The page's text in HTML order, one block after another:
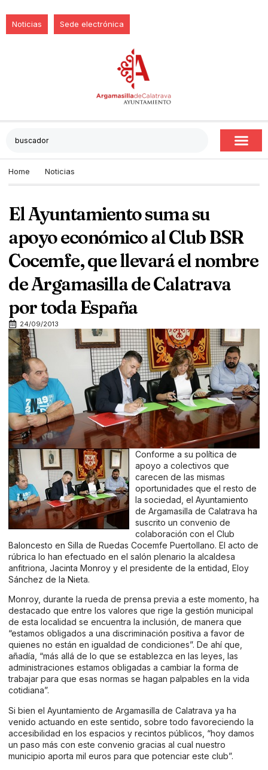
Noticias Sede electrónica
Home Noticias
El Ayuntamiento suma su
apoyo económico al Club BSR
Cocemfe, que llevará el nombre
de Argamasilla de Calatrava
por toda España
24/09/2013
Conforme a su política de
apoyo a colectivos que
carecen de las mismas
oportunidades que el resto de
la sociedad, el Ayuntamiento
de Argamasilla de Calatrava ha
suscrito un convenio de
colaboración con el Club
Baloncesto en Silla de Ruedas Cocemfe Puertollano. El acto de
rúbrica lo han efectuado en el salón plenario la alcaldesa
anfitriona, Jacinta Monroy y el presidente de la entidad, Eloy
Sánchez de la Nieta.
Monroy, durante la rueda de prensa previa a este momento, ha
destacado que entre los valores que rige la gestión municipal
de esta localidad se encuentra la inclusión, de manera que
“estamos obligados a una discriminación positiva a favor de
quienes no están en igualdad de condiciones”. De ahí que,
añadía, “más allá de lo que se establezca en las leyes, las
administraciones estamos obligadas a cambiar la forma de
trabajar para que esas normas se hagan palpables en la vida
cotidiana”.
Si bien el Ayuntamiento de Argamasilla de Calatrava ya ha
venido actuando en este sentido, sobre todo favoreciendo la
accesibilidad en los espacios y recintos públicos, “hoy damos
un paso más con este convenio gracias al cual nuestro
municipio aporta mil euros para que potenciar este club”.